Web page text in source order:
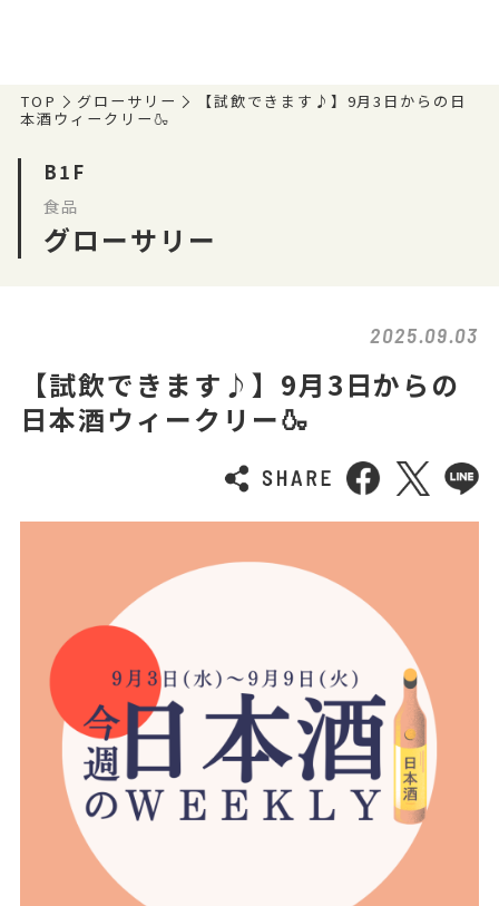
TOP グローサリー
【試飲できます♪】9月3日からの日
本酒ウィークリー🍶
B1F
食品
グローサリー
2025.09.03
【試飲できます♪】9月3日からの
日本酒ウィークリー🍶